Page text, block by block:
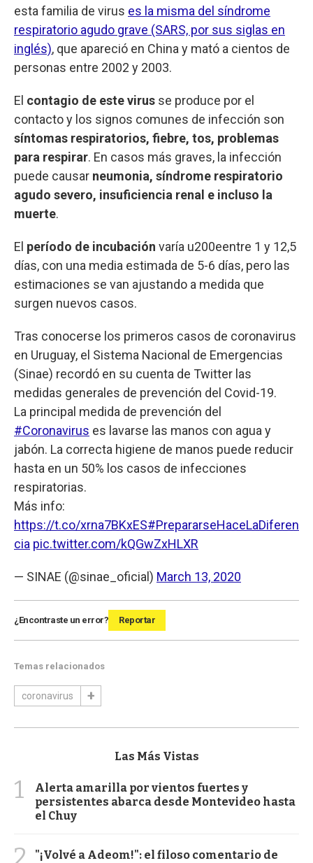
esta familia de virus es la misma del síndrome
respiratorio agudo grave (SARS, por sus siglas en
inglés), que apareció en China y mató a cientos de
personas entre 2002 y 2003.
El contagio de este virus se produce por el
contacto y los signos comunes de infección son
síntomas respiratorios, fiebre, tos, problemas
para respirar. En casos más graves, la infección
puede causar neumonia, síndrome respiratorio
agudo severo, insuficiencia renal e incluso la
muerte.
El período de incubación varía u200eentre 1 y 12,5
días, con una media estimada de 5-6 días, pero las
estimaciones se van ajustando a medida que
surgen nuevos casos.
Tras conocerse los primeros casos de coronavirus
en Uruguay, el Sistema Nacional de Emergencias
(Sinae) recordó en su cuenta de Twitter las
medidas generales de prevención del Covid-19.
La principal medida de prevención del
#Coronavirus es lavarse las manos con agua y
jabón. La correcta higiene de manos puede reducir
hasta en un 50% los casos de infecciones
respiratorias.
Más info:
https://t.co/xrna7BKxES#PrepararseHaceLaDiferen
cia pic.twitter.com/kQGwZxHLXR
— SINAE (@sinae_oficial) March 13, 2020
¿Encontraste un error? Reportar
Temas relacionados
coronavirus
Las Más Vistas
1
Alerta amarilla por vientos fuertes y
persistentes abarca desde Montevideo hasta
el Chuy
2
"¡Volvé a Adeom!": el filoso comentario de